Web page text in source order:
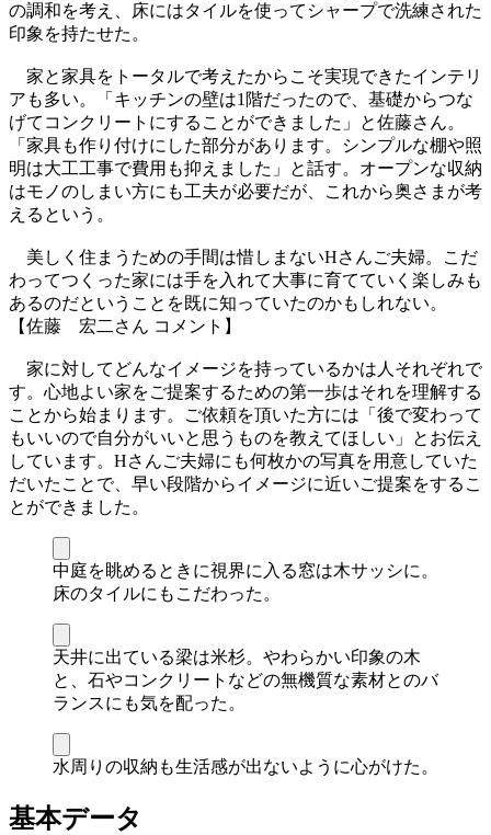
の調和を考え、床にはタイルを使ってシャープで洗練された
印象を持たせた。
家と家具をトータルで考えたからこそ実現できたインテリ
アも多い。「キッチンの壁は1階だったので、基礎からつな
げてコンクリートにすることができました」と佐藤さん。
「家具も作り付けにした部分があります。シンプルな棚や照
明は大工工事で費用も抑えました」と話す。オープンな収納
はモノのしまい方にも工夫が必要だが、これから奥さまが考
えるという。
美しく住まうための手間は惜しまないHさんご夫婦。こだ
わってつくった家には手を入れて大事に育てていく楽しみも
あるのだということを既に知っていたのかもしれない。
【佐藤 宏二さん コメント】
家に対してどんなイメージを持っているかは人それぞれで
す。心地よい家をご提案するための第一歩はそれを理解する
ことから始まります。ご依頼を頂いた方には「後で変わって
もいいので自分がいいと思うものを教えてほしい」とお伝え
しています。Hさんご夫婦にも何枚かの写真を用意していた
だいたことで、早い段階からイメージに近いご提案をするこ
とができました。
中庭を眺めるときに視界に入る窓は木サッシに。
床のタイルにもこだわった。
天井に出ている梁は米杉。やわらかい印象の木
と、石やコンクリートなどの無機質な素材とのバ
ランスにも気を配った。
水周りの収納も生活感が出ないように心がけた。
基本データ